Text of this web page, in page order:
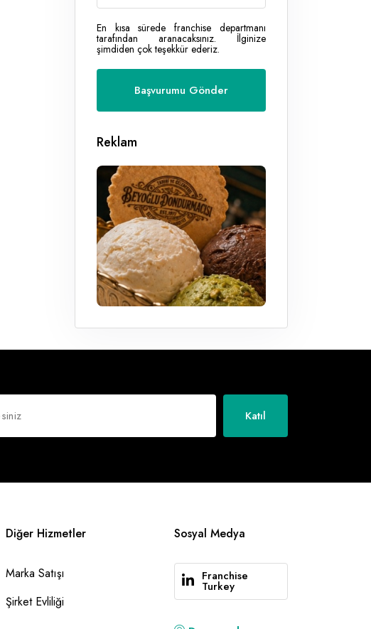
En kısa sürede franchise departmanı
tarafından aranacaksınız. İlginize
şimdiden çok teşekkür ederiz.
Reklam
Katıl
Diğer Hizmetler
Marka Satışı
Şirket Evliliği
Sosyal Medya
Franchise
Turkey